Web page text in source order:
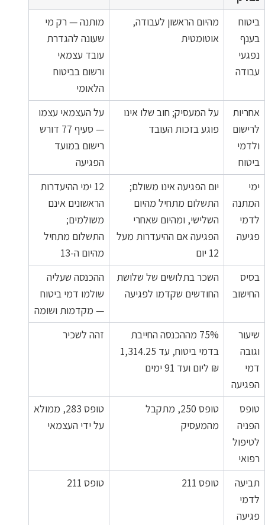
ביטוח
בענף
נפגעי
עבודה
מהיום הראשון לעבודה,
אוטומטית
מותנה — רק מי
שעונה להגדרת
עובד עצמאי
ורשום בביטוח
הלאומי
אחריות
לרישום
ולדמי
ביטוח
על המעסיק; חוב שלו אינו
פוגע בזכות העובד
על העצמאי עצמו
— סעיף 77 דורש
רישום במועד
הפגיעה
ימי
המתנה
לדמי
פגיעה
יום הפגיעה אינו משולם;
התשלום מתחיל מהיום
השלישי, ומהיום שאחרי
הפגיעה אם ההיעדרות מעל
12 יום
12 ימי ההיעדרות
הראשונים אינם
משולמים;
התשלום מתחיל
מהיום ה-13
בסיס
החישוב
השכר בתלושים של שלושת
החודשים שקדמו לפגיעה
ההכנסה שעליה
שולמו דמי ביטוח
— מקדמות ושומה
שיעור
וגובה
דמי
הפגיעה
75% מההכנסה החייבת
בדמי ביטוח, עד 1,314.25
₪ ליום ועד 91 ימים
זהה לשכיר
טופס
הפניה
לטיפול
רפואי
טופס 250, מתקבל
מהמעסיק
טופס 283, ממולא
על ידי העצמאי
תביעה
לדמי
פגיעה
טופס 211 טופס 211